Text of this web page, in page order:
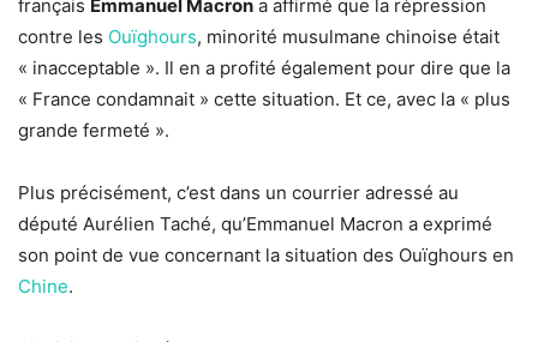
français Emmanuel Macron a affirmé que la répression
contre les Ouïghours, minorité musulmane chinoise était
« inacceptable ». Il en a profité également pour dire que la
« France condamnait » cette situation. Et ce, avec la « plus
grande fermeté ».
Plus précisément, c’est dans un courrier adressé au
député Aurélien Taché, qu’Emmanuel Macron a exprimé
son point de vue concernant la situation des Ouïghours en
Chine.